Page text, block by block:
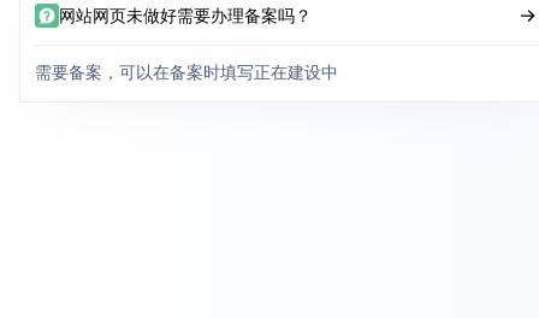
网站网页未做好需要办理备案吗？
需要备案，可以在备案时填写正在建设中